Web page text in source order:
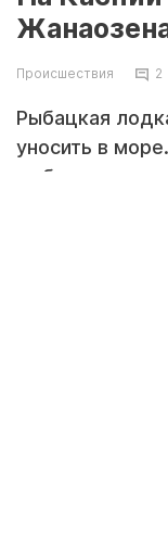
Происшествия 2
Рыбацкая
уносить в
рыбака помог